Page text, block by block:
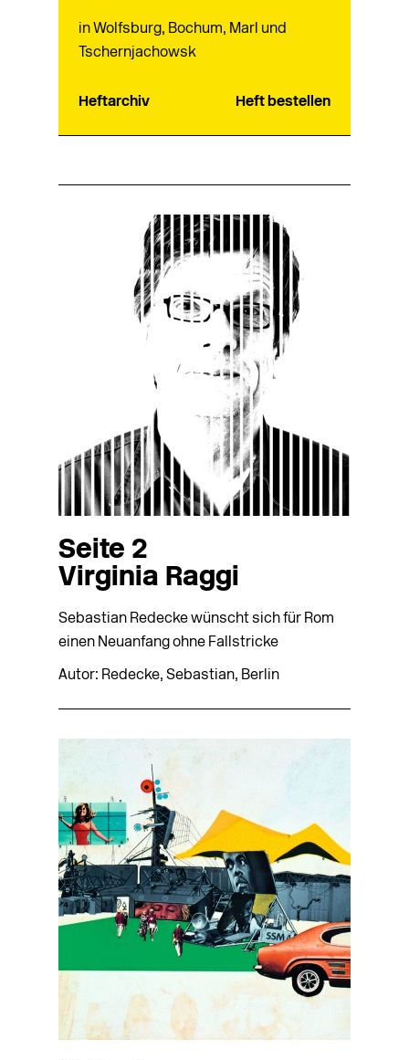
in Wolfsburg, Bochum, Marl und
Tschernjachowsk
Heftarchiv Heft bestellen
Seite 2
Virginia Raggi
Sebastian Redecke wünscht sich für Rom
einen Neuanfang ohne Fallstricke
Autor: Redecke, Sebastian, Berlin